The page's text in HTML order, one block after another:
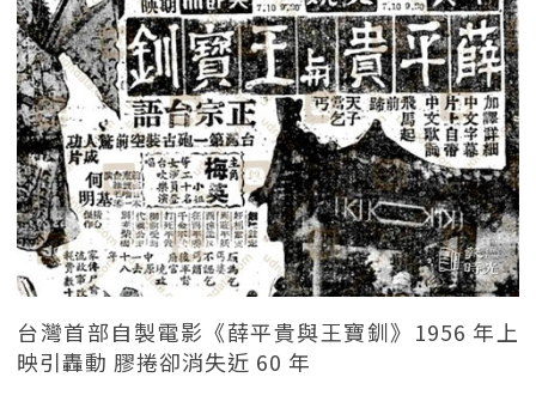
台灣首部自製電影《薛平貴與王寶釧》1956 年上
映引轟動 膠捲卻消失近 60 年